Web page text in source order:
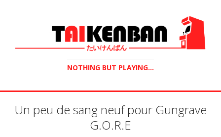
NOTHING BUT PLAYING...
Un peu de sang neuf pour Gungrave
G.O.R.E